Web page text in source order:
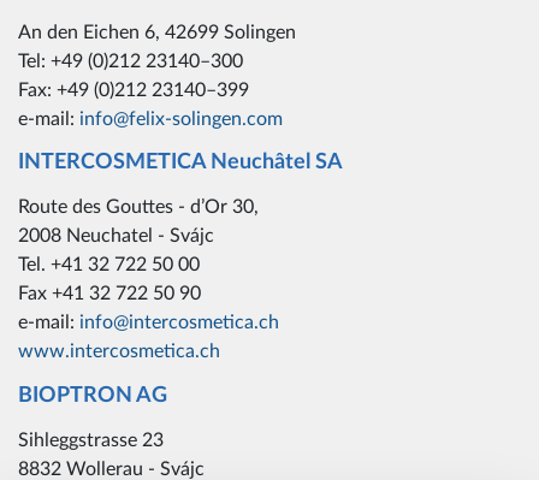
An den Eichen 6, 42699 Solingen
Tel: +49 (0)212 23140–300
Fax: +49 (0)212 23140–399
e-mail: info@felix-solingen.com
INTERCOSMETICA Neuchâtel SA
Route des Gouttes - d’Or 30,
2008 Neuchatel - Svájc
Tel. +41 32 722 50 00
Fax +41 32 722 50 90
e-mail: info@intercosmetica.ch
www.intercosmetica.ch
BIOPTRON AG
Sihleggstrasse 23
8832 Wollerau - Svájc